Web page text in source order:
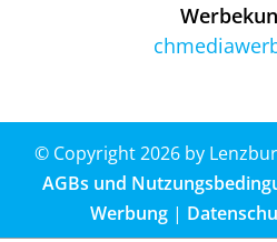
© Copyright 2026 by
AGBs und
Werbung|